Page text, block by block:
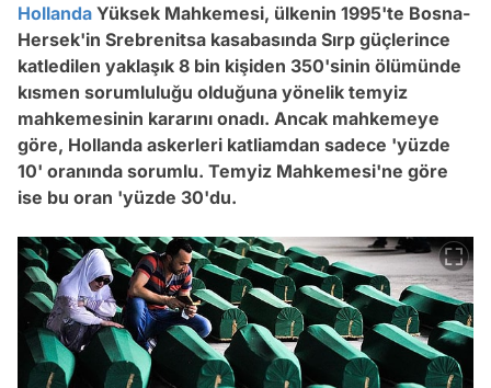
Hollanda Yüksek Mahkemesi, ülkenin 1995'te Bosna-
Hersek'in Srebrenitsa kasabasında Sırp güçlerince
katledilen yaklaşık 8 bin kişiden 350'sinin ölümünde
kısmen sorumluluğu olduğuna yönelik temyiz
mahkemesinin kararını onadı. Ancak mahkemeye
göre, Hollanda askerleri katliamdan sadece 'yüzde
10' oranında sorumlu. Temyiz Mahkemesi'ne göre
ise bu oran 'yüzde 30'du.